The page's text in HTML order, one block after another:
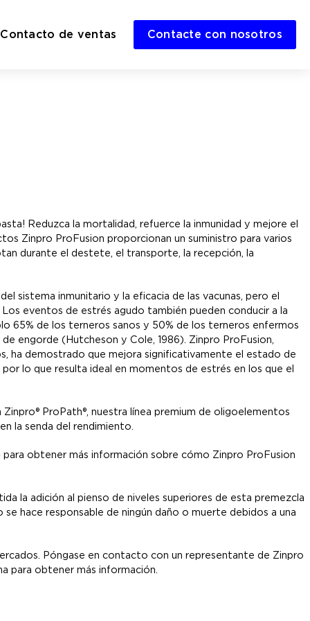
Contacto de ventas Contacte con nosotros
Reduzca la mortalidad, refuerce la inmunidad y mejore el
Zinpro ProFusion proporcionan un suministro para varios
durante el destete, el transporte, la recepción, la
sistema inmunitario y la eficacia de las vacunas, pero el
eventos de estrés agudo también pueden conducir a la
65% de los terneros sanos y 50% de los terneros enfermos
engorde (Hutcheson y Cole, 1986). Zinpro ProFusion,
ha demostrado que mejora significativamente el estado de
lo que resulta ideal en momentos de estrés en los que el
ProPath®, nuestra línea premium de oligoelementos
la senda del rendimiento.
obtener más información sobre cómo Zinpro ProFusion
la adición al pienso de niveles superiores de esta premezcla
se hace responsable de ningún daño o muerte debidos a una
Póngase en contacto con un representante de Zinpro
para obtener más información.